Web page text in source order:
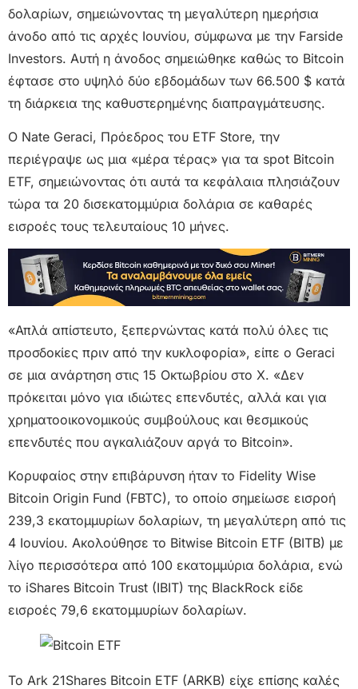
δολαρίων, σημειώνοντας τη μεγαλύτερη ημερήσια
άνοδο από τις αρχές Ιουνίου, σύμφωνα με την Farside
Investors. Αυτή η άνοδος σημειώθηκε καθώς το Bitcoin
έφτασε στο υψηλό δύο εβδομάδων των 66.500 $ κατά
τη διάρκεια της καθυστερημένης διαπραγμάτευσης.
Ο Nate Geraci, Πρόεδρος του ETF Store, την
περιέγραψε ως μια «μέρα τέρας» για τα spot Bitcoin
ETF, σημειώνοντας ότι αυτά τα κεφάλαια πλησιάζουν
τώρα τα 20 δισεκατομμύρια δολάρια σε καθαρές
εισροές τους τελευταίους 10 μήνες.
«Απλά απίστευτο, ξεπερνώντας κατά πολύ όλες τις
προσδοκίες πριν από την κυκλοφορία», είπε ο Geraci
σε μια ανάρτηση στις 15 Οκτωβρίου στο X. «Δεν
πρόκειται μόνο για ιδιώτες επενδυτές, αλλά και για
χρηματοοικονομικούς συμβούλους και θεσμικούς
επενδυτές που αγκαλιάζουν αργά το Bitcoin».
Κορυφαίος στην επιβάρυνση ήταν το Fidelity Wise
Bitcoin Origin Fund (FBTC), το οποίο σημείωσε εισροή
239,3 εκατομμυρίων δολαρίων, τη μεγαλύτερη από τις
4 Ιουνίου. Ακολούθησε το Bitwise Bitcoin ETF (BITB) με
λίγο περισσότερα από 100 εκατομμύρια δολάρια, ενώ
το iShares Bitcoin Trust (IBIT) της BlackRock είδε
εισροές 79,6 εκατομμυρίων δολαρίων.
Το Ark 21Shares Bitcoin ETF (ARKB) είχε επίσης καλές